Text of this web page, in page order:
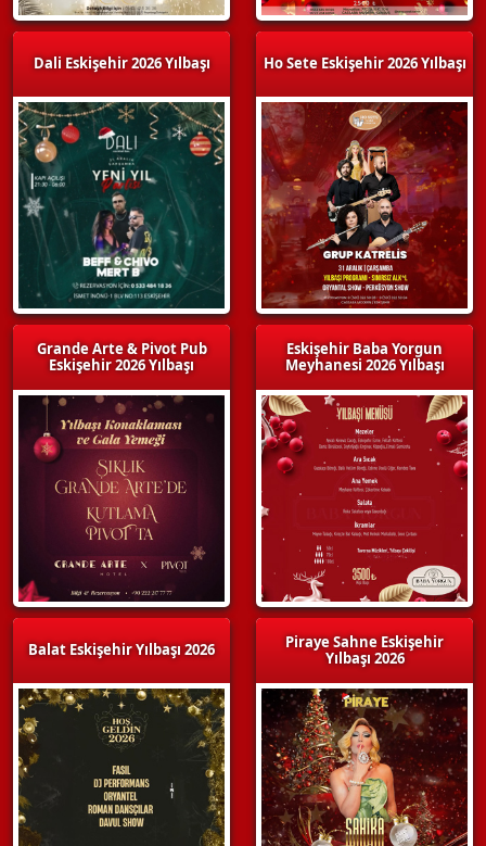
Dali Eskişehir 2026 Yılbaşı
Grande Arte & Pivot Pub
Eskişehir 2026 Yılbaşı
Balat Eskişehir Yılbaşı 2026
Ho Sete Eskişehir 2026 Yılbaşı
Eskişehir Baba Yorgun
Meyhanesi 2026 Yılbaşı
Piraye Sahne Eskişehir
Yılbaşı 2026